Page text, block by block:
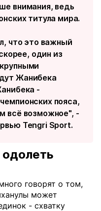
внимания, ведь
титула мира.
что это важный
один из
Жанибека
-
пояса,
всё возможное", -
Tengri Sport.
говорят о том,
может
- схватку